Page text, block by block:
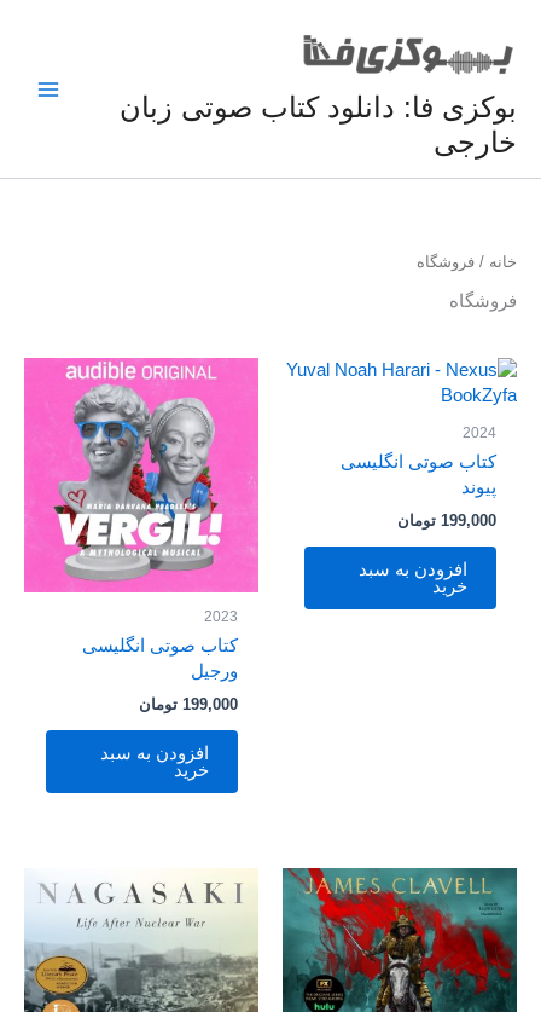
محتوا
بوکزی فا: دانلود کتاب صوتی زبان
خارجی
خانه / فروشگاه
فروشگاه
2024
کتاب صوتی انگلیسی
پیوند
199,000 تومان
افزودن به سبد
خرید
2023
کتاب صوتی انگلیسی
ورجیل
199,000 تومان
افزودن به سبد
خرید